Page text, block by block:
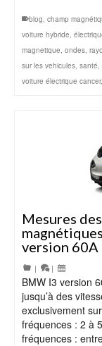
blog, champ
voiture hybride,
magnetique, ondes,
sur les vehicules, santé,
voiture électrique cancer,
Mesures
version
| |
BMW I3 version
jusqu’à des
exclusivement
fréquences : 2 à
fréquences :